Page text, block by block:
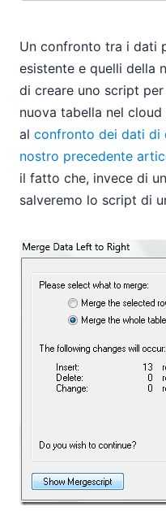
Un confronto tra i dati
esistente e quelli della
di creare uno script
nuova tabella nel cloud
al confronto dei dati di
nostro precedente
il fatto che, invece di
salveremo lo script di